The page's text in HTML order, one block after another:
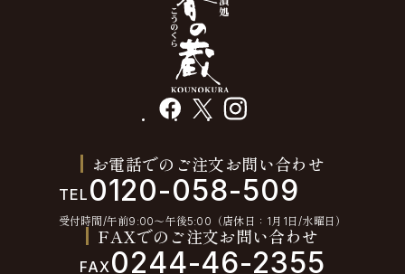
facebook instagram
お電話でのご注文お問い合わせ
TEL 0120-058-509
受付時間/午前9:00〜午後5:00（店休日：1月1日/水曜日）
FAXでのご注文お問い合わせ
FAX 0244-46-2355